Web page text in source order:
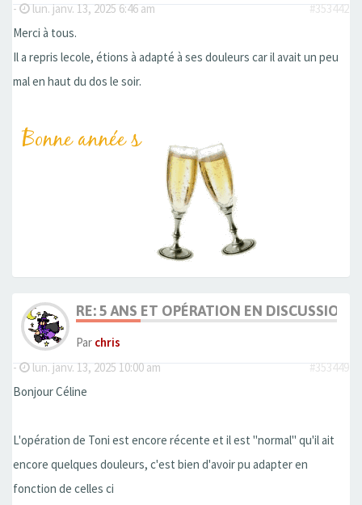
-
lun. janv. 13, 2025 6:46 am
#353442
Merci à tous.
Il a repris lecole, étions à adapté à ses douleurs car il avait un peu
mal en haut du dos le soir.
RE: 5 ANS ET OPÉRATION EN DISCUSSION
Par chris
-
lun. janv. 13, 2025 10:00 am
#353449
Bonjour Céline
L'opération de Toni est encore récente et il est ''normal'' qu'il ait
encore quelques douleurs, c'est bien d'avoir pu adapter en
fonction de celles ci